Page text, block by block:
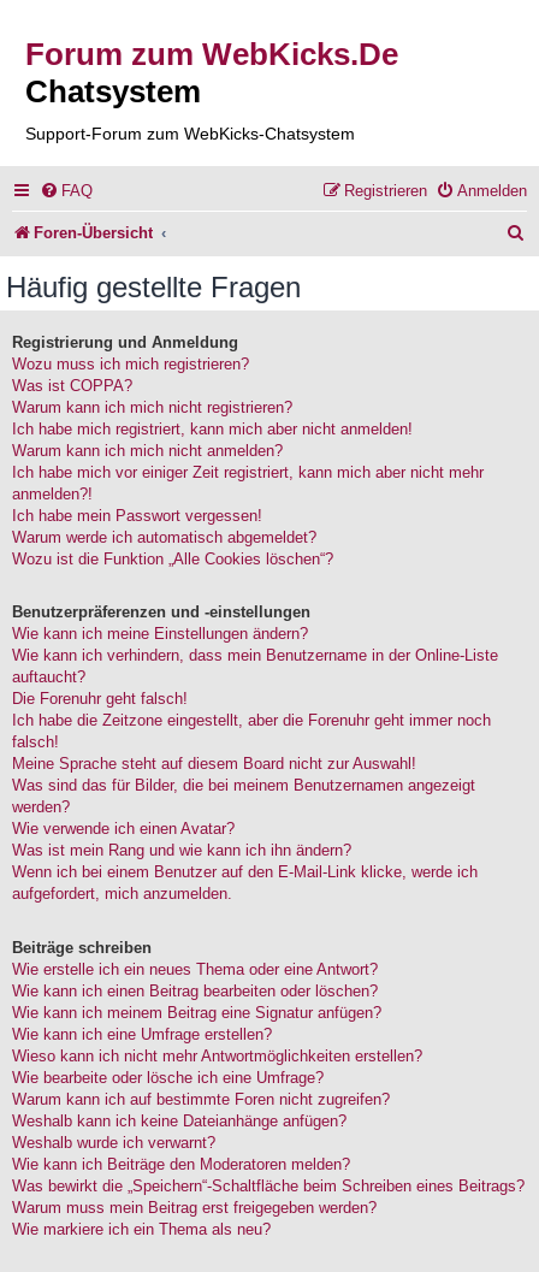
Forum zum WebKicks.De
Chatsystem
Support-Forum zum WebKicks-Chatsystem
FAQ Anmelden
Registrieren
Foren-Übersicht
Häufig gestellte Fragen
Registrierung und Anmeldung
Wozu muss ich mich registrieren?
Was ist COPPA?
Warum kann ich mich nicht registrieren?
Ich habe mich registriert, kann mich aber nicht anmelden!
Warum kann ich mich nicht anmelden?
Ich habe mich vor einiger Zeit registriert, kann mich aber nicht mehr
anmelden?!
Ich habe mein Passwort vergessen!
Warum werde ich automatisch abgemeldet?
Wozu ist die Funktion „Alle Cookies löschen“?
Benutzerpräferenzen und -einstellungen
Wie kann ich meine Einstellungen ändern?
Wie kann ich verhindern, dass mein Benutzername in der Online-Liste
auftaucht?
Die Forenuhr geht falsch!
Ich habe die Zeitzone eingestellt, aber die Forenuhr geht immer noch
falsch!
Meine Sprache steht auf diesem Board nicht zur Auswahl!
Was sind das für Bilder, die bei meinem Benutzernamen angezeigt
werden?
Wie verwende ich einen Avatar?
Was ist mein Rang und wie kann ich ihn ändern?
Wenn ich bei einem Benutzer auf den E-Mail-Link klicke, werde ich
aufgefordert, mich anzumelden.
Beiträge schreiben
Wie erstelle ich ein neues Thema oder eine Antwort?
Wie kann ich einen Beitrag bearbeiten oder löschen?
Wie kann ich meinem Beitrag eine Signatur anfügen?
Wie kann ich eine Umfrage erstellen?
Wieso kann ich nicht mehr Antwortmöglichkeiten erstellen?
Wie bearbeite oder lösche ich eine Umfrage?
Warum kann ich auf bestimmte Foren nicht zugreifen?
Weshalb kann ich keine Dateianhänge anfügen?
Weshalb wurde ich verwarnt?
Wie kann ich Beiträge den Moderatoren melden?
Was bewirkt die „Speichern“-Schaltfläche beim Schreiben eines Beitrags?
Warum muss mein Beitrag erst freigegeben werden?
Wie markiere ich ein Thema als neu?